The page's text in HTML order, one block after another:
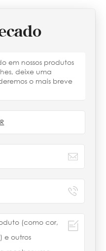
em nossos produtos
deixe uma
o mais breve